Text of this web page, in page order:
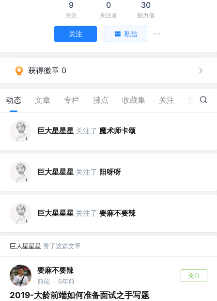
9
关注
0
关注者
30
掘力值
关注 私信
获得徽章 0
动态 文章 专栏 沸点 收藏集 关注 2
巨大星星星 关注了 魔术师卡颂
巨大星星星 关注了 阳呀呀
巨大星星星 关注了 要麻不要辣
巨大星星星 赞了这篇文章
要麻不要辣
前端 · 6年前
关注
2019-大龄前端如何准备面试之手写题